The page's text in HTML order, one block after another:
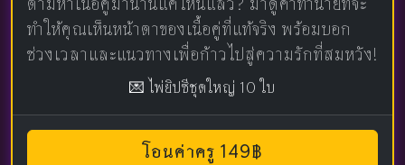
ทำให้คุณเห็นหน้าตาของเนื้อคู่ที่แท้จริง พร้อมบอก
ช่วงเวลาและแนวทางเพื่อก้าวไปสู่ความรักที่สมหวัง!
💌 ไพ่ยิปซีชุดใหญ่ 10 ใบ
โอนค่าครู 149฿